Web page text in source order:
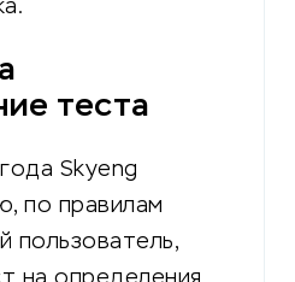
теста
Skyeng
по правилам
пользователь,